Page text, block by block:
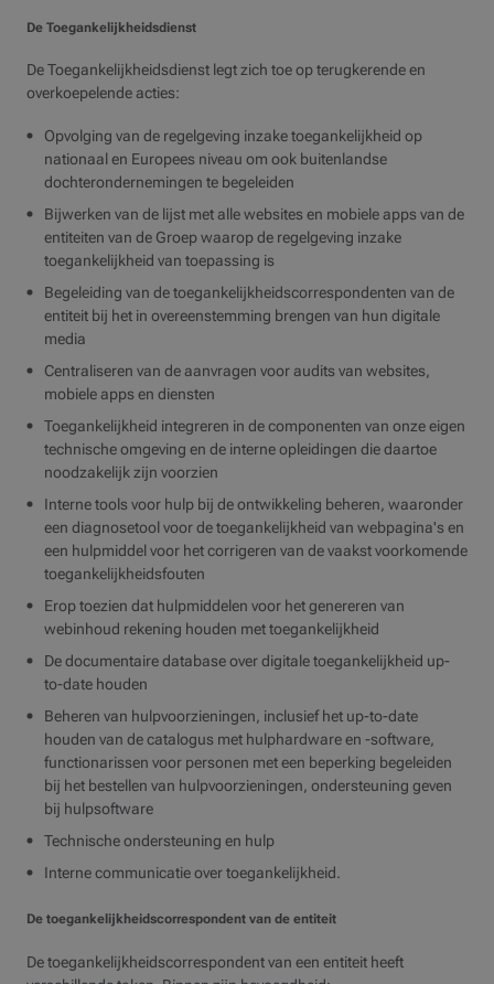
De Toegankelijkheidsdienst
De Toegankelijkheidsdienst legt zich toe op terugkerende en
overkoepelende acties:
Opvolging van de regelgeving inzake toegankelijkheid op
nationaal en Europees niveau om ook buitenlandse
dochterondernemingen te begeleiden
Bijwerken van de lijst met alle websites en mobiele apps van de
entiteiten van de Groep waarop de regelgeving inzake
toegankelijkheid van toepassing is
Begeleiding van de toegankelijkheidscorrespondenten van de
entiteit bij het in overeenstemming brengen van hun digitale
media
Centraliseren van de aanvragen voor audits van websites,
mobiele apps en diensten
Toegankelijkheid integreren in de componenten van onze eigen
technische omgeving en de interne opleidingen die daartoe
noodzakelijk zijn voorzien
Interne tools voor hulp bij de ontwikkeling beheren, waaronder
een diagnosetool voor de toegankelijkheid van webpagina's en
een hulpmiddel voor het corrigeren van de vaakst voorkomende
toegankelijkheidsfouten
Erop toezien dat hulpmiddelen voor het genereren van
webinhoud rekening houden met toegankelijkheid
De documentaire database over digitale toegankelijkheid up-
to-date houden
Beheren van hulpvoorzieningen, inclusief het up-to-date
houden van de catalogus met hulphardware en -software,
functionarissen voor personen met een beperking begeleiden
bij het bestellen van hulpvoorzieningen, ondersteuning geven
bij hulpsoftware
Technische ondersteuning en hulp
Interne communicatie over toegankelijkheid.
De toegankelijkheidscorrespondent van de entiteit
De toegankelijkheidscorrespondent van een entiteit heeft